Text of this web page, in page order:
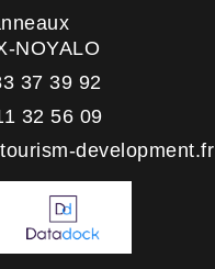
NOYALO
37 39 92
32 56 09
development.fr